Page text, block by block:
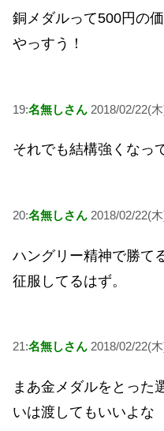
銅メダルって500円の価
やっすう！
19:名無しさん 2018/02/22(
それでも結構強くなっ
20:名無しさん 2018/02/22(
ハングリー精神で勝て
征服してるはず。
21:名無しさん 2018/02/22(
まあ金メダルをとった
いは渡してもいいよな